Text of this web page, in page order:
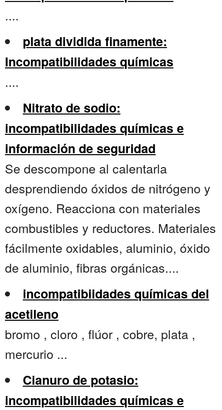
....
plata dividida finamente:
Incompatibilidades químicas
....
Nitrato de sodio:
incompatibilidades químicas e
información de seguridad
Se descompone al calentarla
desprendiendo óxidos de nitrógeno y
oxígeno. Reacciona con materiales
combustibles y reductores. Materiales
fácilmente oxidables, aluminio, óxido
de aluminio, fibras orgánicas....
incompatibiidades químicas del
acetileno
bromo , cloro , flúor , cobre, plata ,
mercurio ...
Cianuro de potasio:
incompatibilidades químicas e